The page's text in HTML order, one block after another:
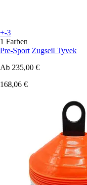
+-3
1 Farben
Pre-Sport Zugseil Tyvek
Ab 235,00 €
168,06 €